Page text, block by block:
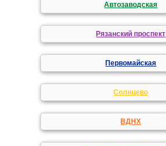
Автозаводская
Рязанский проспект
Первомайская
Солнцево
ВДНХ